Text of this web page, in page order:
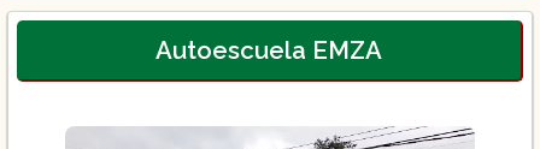
Autoescuela EMZA